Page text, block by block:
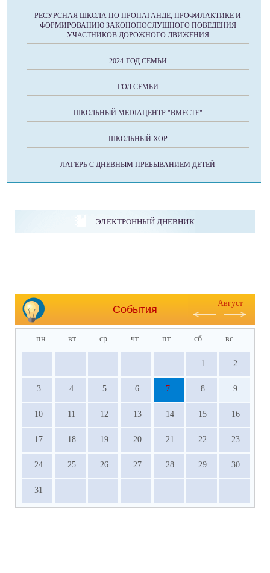
РЕСУРСНАЯ ШКОЛА ПО ПРОПАГАНДЕ, ПРОФИЛАКТИКЕ И
ФОРМИРОВАНИЮ ЗАКОНОПОСЛУШНОГО ПОВЕДЕНИЯ
УЧАСТНИКОВ ДОРОЖНОГО ДВИЖЕНИЯ
2024-ГОД СЕМЬИ
ГОД СЕМЬИ
ШКОЛЬНЫЙ MEDIAЦЕНТР "ВМЕСТЕ"
ШКОЛЬНЫЙ ХОР
ЛАГЕРЬ С ДНЕВНЫМ ПРЕБЫВАНИЕМ ДЕТЕЙ
ЭЛЕКТРОННЫЙ ДНЕВНИК
События
Август
пн вт ср чт пт сб вс
1 2
3 4 5 6 7 8 9
10 11 12 13 14 15 16
17 18 19 20 21 22 23
24 25 26 27 28 29 30
31